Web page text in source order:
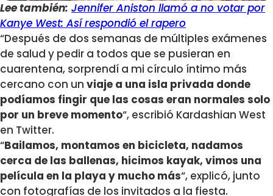
Lee también: Jennifer Aniston llamó a no votar por
Kanye West: Así respondió el rapero
“Después de dos semanas de múltiples exámenes
de salud y pedir a todos que se pusieran en
cuarentena, sorprendí a mi círculo íntimo más
cercano con un viaje a una isla privada donde
podíamos fingir que las cosas eran normales solo
por un breve momento“, escribió Kardashian West
en Twitter.
“Bailamos, montamos en bicicleta, nadamos
cerca de las ballenas, hicimos kayak, vimos una
película en la playa y mucho más“, explicó, junto
con fotografías de los invitados a la fiesta.